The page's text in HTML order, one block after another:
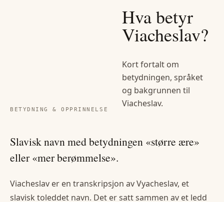
BETYDNING & OPPRINNELSE
Hva betyr
Viacheslav?
Kort fortalt om
betydningen, språket
og bakgrunnen til
Viacheslav.
Slavisk navn med betydningen «større ære»
eller «mer berømmelse».
Viacheslav er en transkripsjon av Vyacheslav, et
slavisk toleddet navn. Det er satt sammen av et ledd